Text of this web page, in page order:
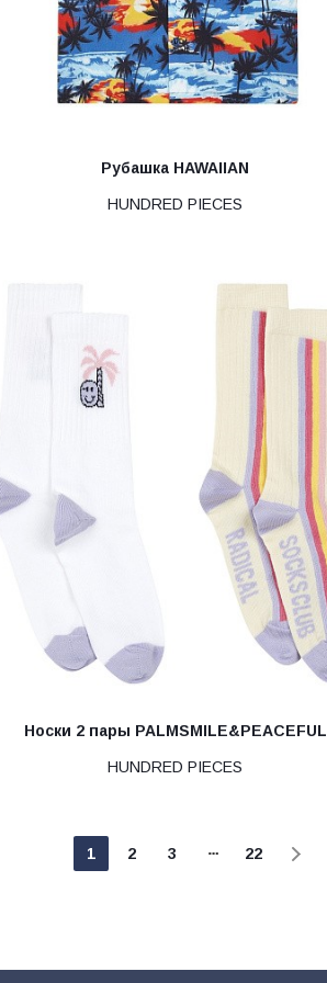
Рубашка HAWAIIAN
HUNDRED PIECES
Носки 2 пары PALMSMILE&PEACEFUL
HUNDRED PIECES
1 2 3 22